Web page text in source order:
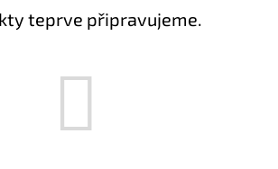
teprve připravujeme.